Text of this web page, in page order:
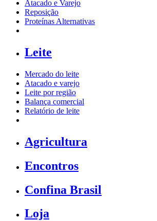
Atacado e Varejo
Reposição
Proteínas Alternativas
Leite
Mercado do leite
Atacado e varejo
Leite por região
Balança comercial
Relatório de leite
Agricultura
Encontros
Confina Brasil
Loja